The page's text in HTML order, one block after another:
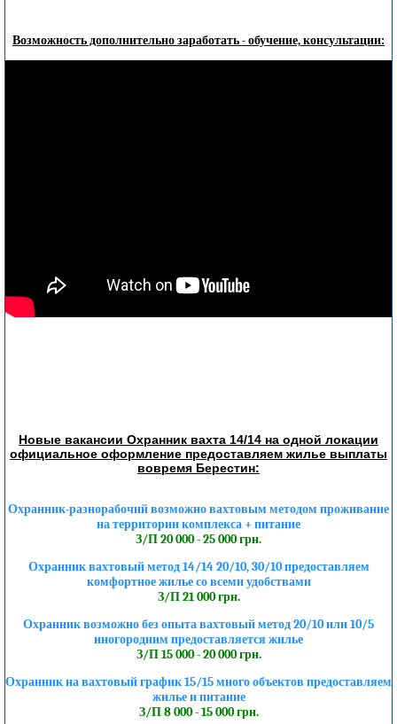
Возможность дополнительно заработать - обучение, консультации:
Новые вакансии Охранник вахта 14/14 на одной локации
официальное оформление предоставляем жилье выплаты
вовремя Берестин:
Охранник-разнорабочий возможно вахтовым методом проживание
на территории комплекса + питание
З/П 20 000 - 25 000 грн.
Охранник вахтовый метод 14/14 20/10, 30/10 предоставляем
комфортное жилье со всеми удобствами
З/П 21 000 грн.
Охранник возможно без опыта вахтовый метод 20/10 или 10/5
иногородним предоставляется жилье
З/П 15 000 - 20 000 грн.
Охранник на вахтовый график 15/15 много объектов предоставляем
жилье и питание
З/П 8 000 - 15 000 грн.